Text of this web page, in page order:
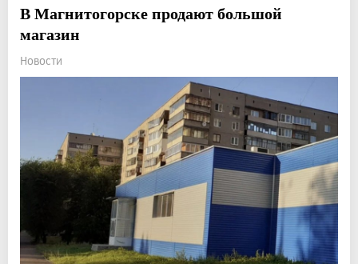
В Магнитогорске продают большой
магазин
Новости